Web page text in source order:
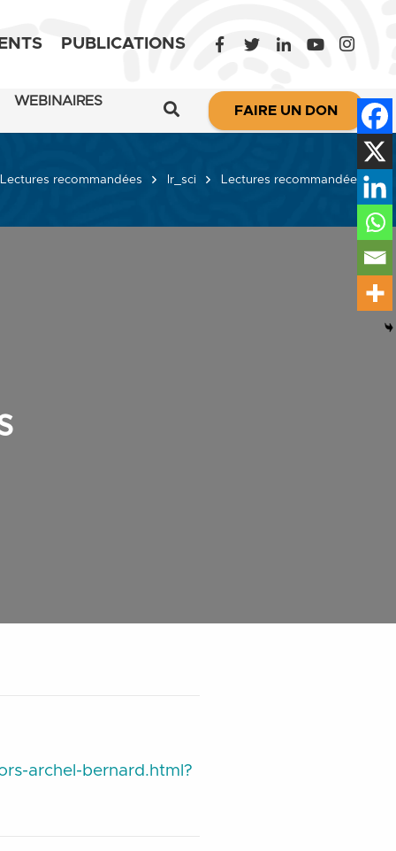
PUBLICATIONS
WEBINAIRES
FAIRE UN DON
Lectures recommandées lr_sci Lectures recommandées
archel-bernard.html?